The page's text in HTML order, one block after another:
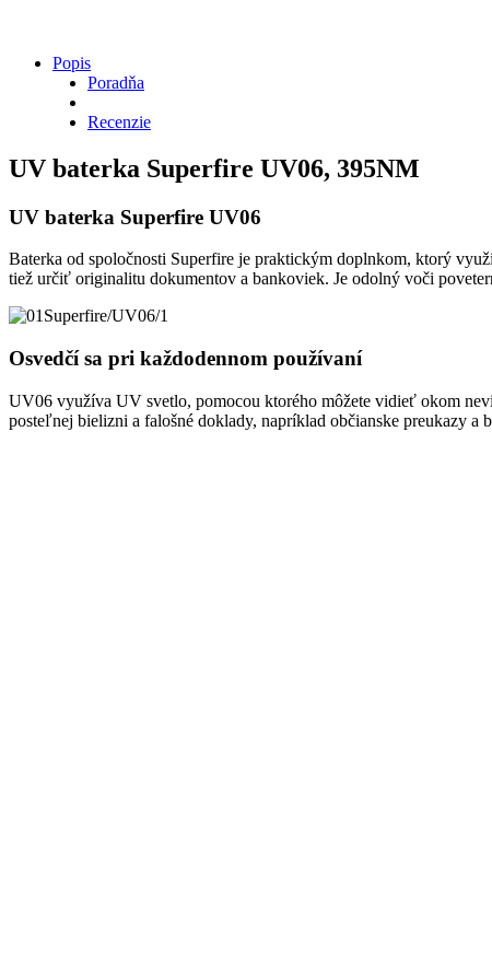
Popis
Poradňa
Recenzie
UV baterka Superfire UV06, 395NM
UV baterka Superfire UV06
Baterka od spoločnosti Superfire je praktickým doplnkom, ktorý
tiež určiť originalitu dokumentov a bankoviek. Je odolný voči
Osvedčí sa pri každodennom používaní
UV06 využíva UV svetlo, pomocou ktorého môžete vidieť okom
posteľnej bielizni a falošné doklady, napríklad občianske preukazy